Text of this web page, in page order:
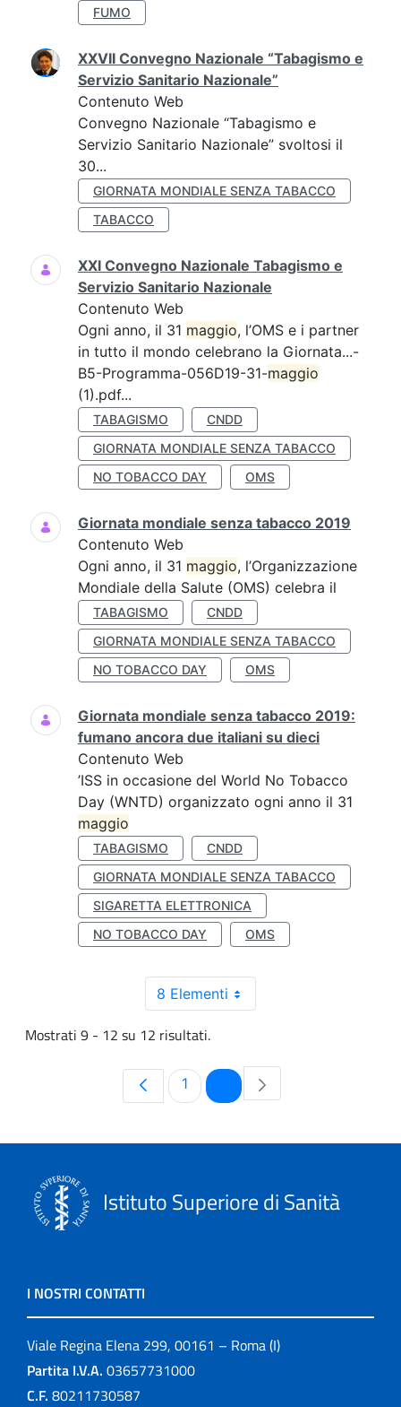
FUMO
XXVII Convegno Nazionale “Tabagismo e
Servizio Sanitario Nazionale”
Contenuto Web
Convegno Nazionale “Tabagismo e
Servizio Sanitario Nazionale” svoltosi il
30...
GIORNATA MONDIALE SENZA TABACCO
TABACCO
XXI Convegno Nazionale Tabagismo e
Servizio Sanitario Nazionale
Contenuto Web
Ogni anno, il 31 maggio, l’OMS e i partner
in tutto il mondo celebrano la Giornata...-
B5-Programma-056D19-31-maggio
(1).pdf...
TABAGISMO
CNDD
GIORNATA MONDIALE SENZA TABACCO
NO TOBACCO DAY
OMS
Giornata mondiale senza tabacco 2019
Contenuto Web
Ogni anno, il 31 maggio, l’Organizzazione
Mondiale della Salute (OMS) celebra il
TABAGISMO
CNDD
GIORNATA MONDIALE SENZA TABACCO
NO TOBACCO DAY
OMS
Giornata mondiale senza tabacco 2019:
fumano ancora due italiani su dieci
Contenuto Web
’ISS in occasione del World No Tobacco
Day (WNTD) organizzato ogni anno il 31
maggio
TABAGISMO
CNDD
GIORNATA MONDIALE SENZA TABACCO
SIGARETTA ELETTRONICA
NO TOBACCO DAY
OMS
8 Elementi
Mostrati 9 - 12 su 12 risultati.
Pagina
1 Pagina
Istituto Superiore di Sanità
I NOSTRI CONTATTI
Viale Regina Elena 299, 00161 – Roma (I)
Partita I.V.A. 03657731000
C.F. 80211730587